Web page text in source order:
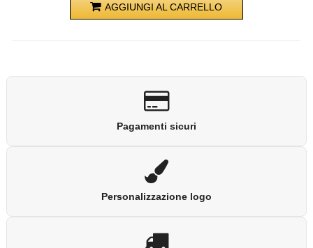
AGGIUNGI AL CARRELLO
Pagamenti sicuri
Personalizzazione logo